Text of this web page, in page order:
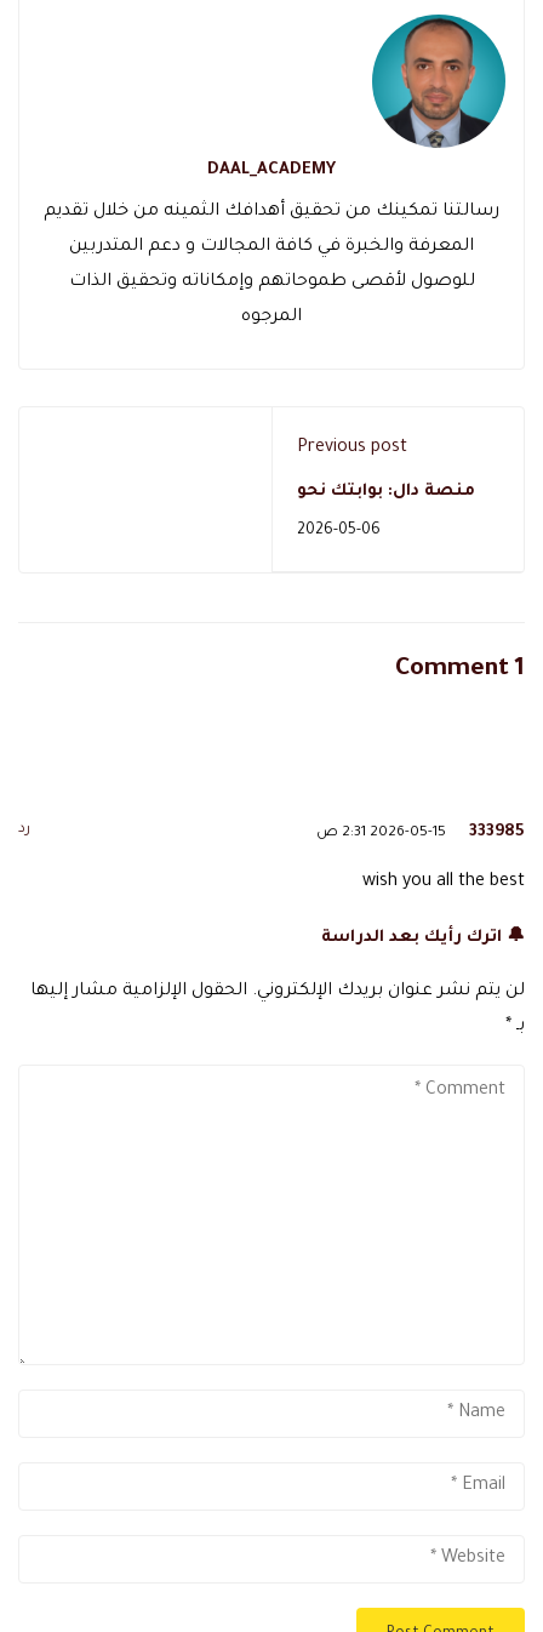
DAAL_ACADEMY
رسالتنا تمكينك من تحقيق أهدافك الثمينه من خلال تقديم
المعرفة والخبرة في كافة المجالات و دعم المتدربين
للوصول لأقصى طموحاتهم وإمكاناته وتحقيق الذات
المرجوه
Previous post
منصة دال: بوابتك نحو
2026-05-06
1 Comment
333985 2026-05-15 2:31 ص رد
wish you all the best
🔔 اترك رأيك بعد الدراسة
لن يتم نشر عنوان بريدك الإلكتروني. الحقول الإلزامية مشار إليها
بـ *